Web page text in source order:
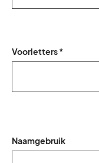
Voorletters *
Naamgebruik